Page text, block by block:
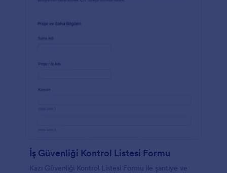
İş Güvenliği Kontrol Listesi Formu
Kazı Güvenliği Kontrol Listesi Formu ile şantiye ve